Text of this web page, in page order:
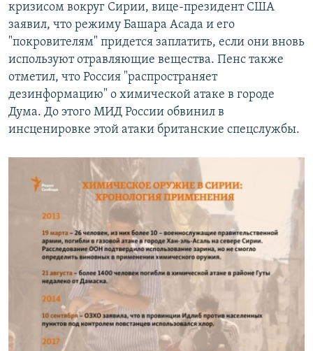
кризисом вокруг Сирии, вице-президент США
заявил, что режиму Башара Асада и его
"покровителям" придется заплатить, если они вновь
используют отравляющие вещества. Пенс также
отметил, что Россия "распространяет
дезинформацию" о химической атаке в городе
Дума. До этого МИД России обвинил в
инсценировке этой атаки британские спецслужбы.